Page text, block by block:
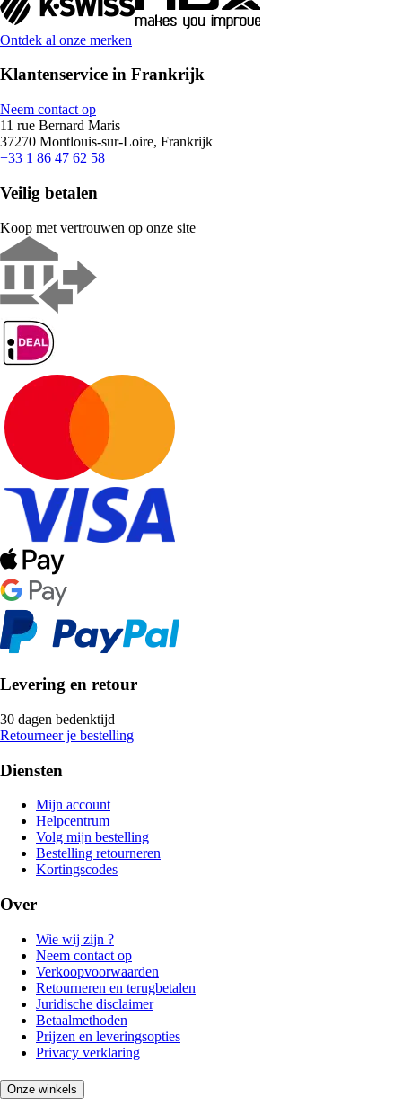
Ontdek al onze merken
Klantenservice in Frankrijk
Neem contact op
11 rue Bernard Maris
37270 Montlouis-sur-Loire, Frankrijk
+33 1 86 47 62 58
Veilig betalen
Koop met vertrouwen op onze site
Levering en retour
30 dagen bedenktijd
Retourneer je bestelling
Diensten
Mijn account
Helpcentrum
Volg mijn bestelling
Bestelling retourneren
Kortingscodes
Over
Wie wij zijn ?
Neem contact op
Verkoopvoorwaarden
Retourneren en terugbetalen
Juridische disclaimer
Betaalmethoden
Prijzen en leveringsopties
Privacy verklaring
Onze winkels